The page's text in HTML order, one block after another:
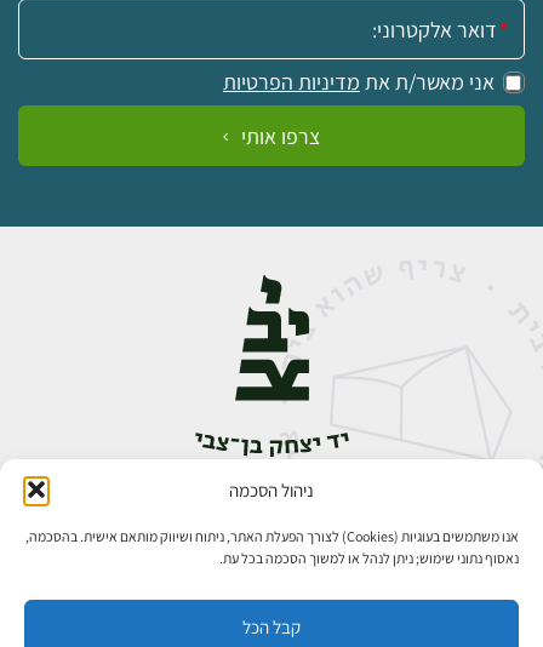
ניהול הסכמה
אנו משתמשים בעוגיות (Cookies) לצורך הפעלת האתר, ניתוח ושיווק מותאם אישית. בהסכמה,
נאסוף נתוני שימוש; ניתן לנהל או למשוך הסכמה בכל עת.
קבל הכל
אימייל:
אני מאשר/ת את מדיניות הפרטיות
צרפו אותי
אבן גבירול 14, רחביה, ירושלים